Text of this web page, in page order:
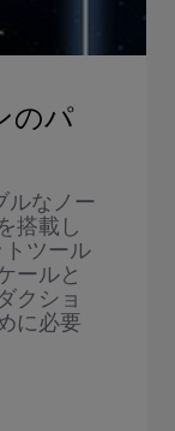
のパ
ルなノー
搭載し
ツール
ールと
クショ
に必要